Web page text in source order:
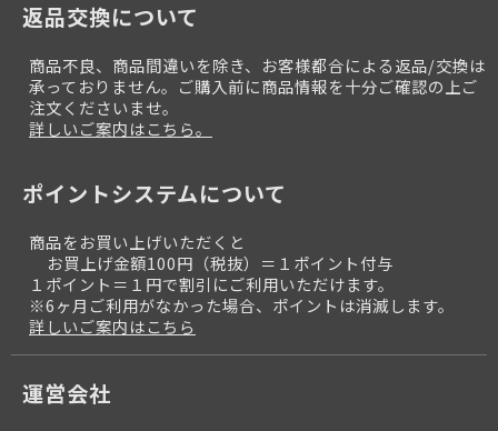
返品交換について
商品不良、商品間違いを除き、お客様都合による返品/交換は
承っておりません。ご購入前に商品情報を十分ご確認の上ご
注文くださいませ。
詳しいご案内はこちら。
ポイントシステムについて
商品をお買い上げいただくと
お買上げ金額100円（税抜）＝１ポイント付与
１ポイント＝１円で割引にご利用いただけます。
※6ヶ月ご利用がなかった場合、ポイントは消滅します。
詳しいご案内はこちら
運営会社